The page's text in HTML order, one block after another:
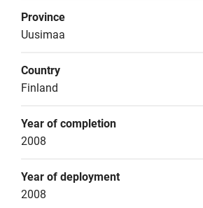
Province
Uusimaa
Country
Finland
Year of completion
2008
Year of deployment
2008